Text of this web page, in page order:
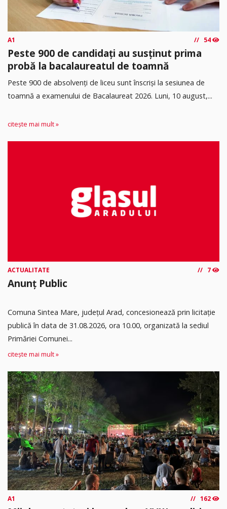
A1 54
Peste 900 de candidați au susținut prima
probă la bacalaureatul de toamnă
Peste 900 de absolvenți de liceu sunt înscriși la sesiunea de
toamnă a examenului de Bacalaureat 2026. Luni, 10 august,...
citește mai mult »
ACTUALITATE 7
Anunț Public
Comuna Sintea Mare, judeţul Arad, concesionează prin licitaţie
publică în data de 31.08.2026, ora 10.00, organizată la sediul
Primăriei Comunei...
citește mai mult »
A1 162